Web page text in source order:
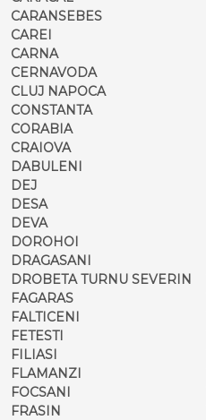
CARANSEBES
CAREI
CARNA
CERNAVODA
CLUJ NAPOCA
CONSTANTA
CORABIA
CRAIOVA
DABULENI
DEJ
DESA
DEVA
DOROHOI
DRAGASANI
DROBETA TURNU SEVERIN
FAGARAS
FALTICENI
FETESTI
FILIASI
FLAMANZI
FOCSANI
FRASIN